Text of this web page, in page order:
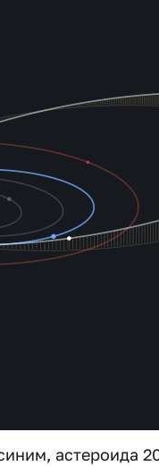
астероида